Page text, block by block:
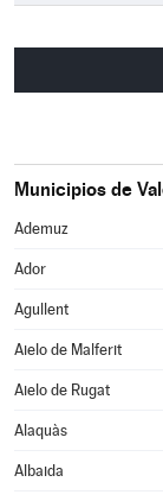
Municipios de
Ademuz
Ador
Agullent
Aielo de Malferit
Aielo de Rugat
Alaquàs
Albaida